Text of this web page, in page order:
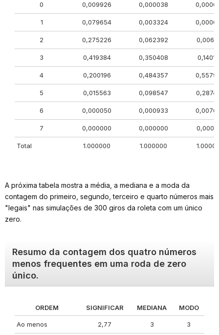
0 0,009926 0,000038
1 0,079654 0,003324
2 0,275226 0,062392
3 0,419384 0,350408
4 0,200196 0,484357
5 0,015563 0,098547
6 0,000050 0,000933
7 0,000000 0,000000
Total 1.000000 1.000000
A próxima tabela mostra a média, a mediana e a moda da
contagem do primeiro, segundo, terceiro e quarto números mais
"legais" nas simulações de 300 giros da roleta com um único
zero.
Resumo da contagem dos quatro números
menos frequentes em uma roda de zero
único.
ORDEM SIGNIFICAR MEDIANA MODO
Ao menos 2,77 3 3